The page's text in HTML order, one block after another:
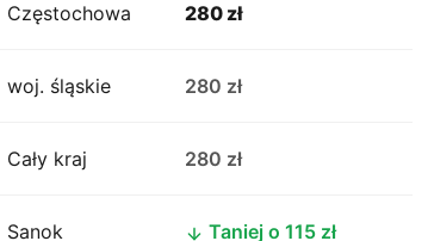
Częstochowa 280 zł
woj. śląskie 280 zł
Cały kraj 280 zł
Sanok Taniej o 115 zł